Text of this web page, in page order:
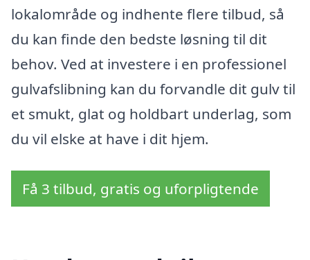
lokalområde og indhente flere tilbud, så
du kan finde den bedste løsning til dit
behov. Ved at investere i en professionel
gulvafslibning kan du forvandle dit gulv til
et smukt, glat og holdbart underlag, som
du vil elske at have i dit hjem.
Få 3 tilbud, gratis og uforpligtende